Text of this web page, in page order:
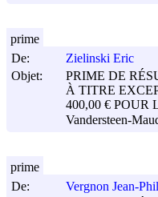
De:
Zielinski Eric
Objet:
PRIME DE
À TITRE
400,00 € POUR
Vandersteen-
prime
De:
Vergnon Jean-
prime